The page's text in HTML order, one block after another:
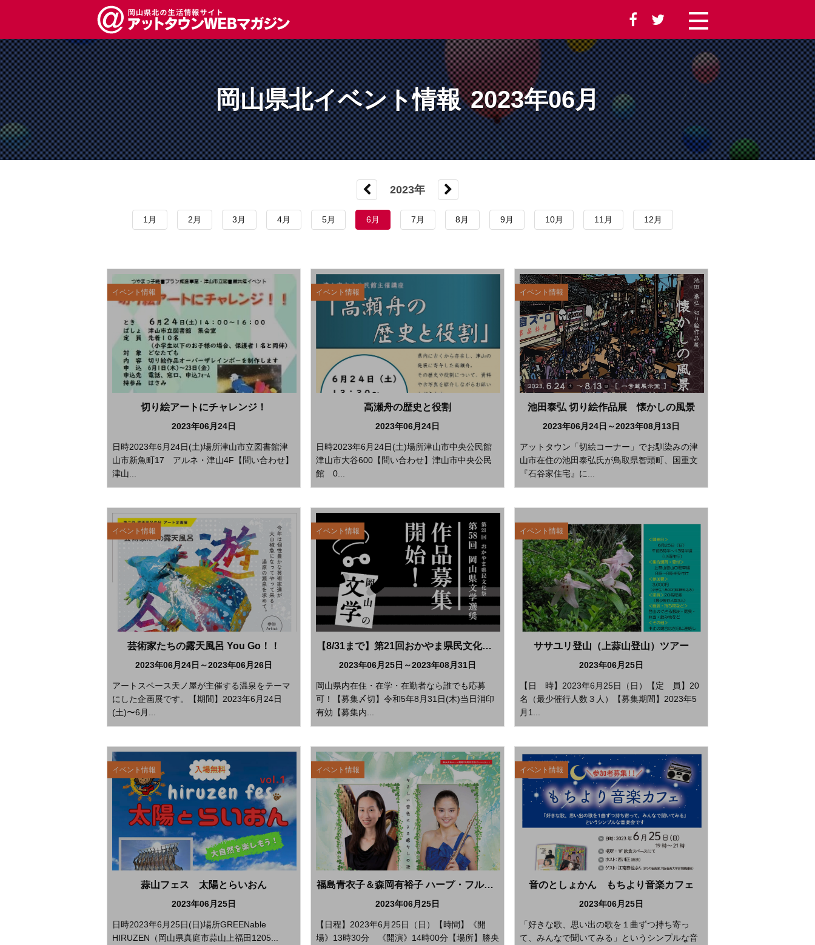
岡山県北イベント情報 2023年06月
2023年
1月 2月 3月 4月 5月 6月 7月 8月 9月 10月 11月 12月
イベント情報
切り絵アートにチャレンジ！
2023年06月24日
日時2023年6月24日(土)場所津山市立図書館津
山市新魚町17 アルネ・津山4F【問い合わせ】
津山...
イベント情報
高瀬舟の歴史と役割
2023年06月24日
日時2023年6月24日(土)場所津山市中央公民館
津山市大谷600【問い合わせ】津山市中央公民
館 0...
イベント情報
池田泰弘 切り絵作品展 懐かしの風景
2023年06月24日～2023年08月13日
アットタウン「切絵コーナー」でお馴染みの津
山市在住の池田泰弘氏が鳥取県智頭町、国重文
『石谷家住宅』に...
イベント情報
芸術家たちの露天風呂 You Go！！
2023年06月24日～2023年06月26日
アートスペース天ノ屋が主催する温泉をテーマ
にした企画展です。【期間】2023年6月24日
(土)〜6月...
イベント情報
【8/31まで】第21回おかやま県民文化祭 第58回 岡山県文学選奨作品募集開始！
2023年06月25日～2023年08月31日
岡山県内在住・在学・在勤者なら誰でも応募
可！【募集〆切】令和5年8月31日(木)当日消印
有効【募集内...
イベント情報
ササユリ登山（上蒜山登山）ツアー
2023年06月25日
【日 時】2023年6月25日（日）【定 員】20
名（最少催行人数３人）【募集期間】2023年5
月1...
イベント情報
蒜山フェス 太陽とらいおん
2023年06月25日
日時2023年6月25日(日)場所GREENable
HIRUZEN（岡山県真庭市蒜山上福田1205...
イベント情報
福島青衣子＆森岡有裕子 ハープ・フルートコンサート
2023年06月25日
【日程】2023年6月25日（日）【時間】《開
場》13時30分 《開演》14時00分【場所】勝央
イベント情報
音のとしょかん もちより音楽カフェ
2023年06月25日
「好きな歌、思い出の歌を１曲ずつ持ち寄っ
て、みんなで聞いてみる」というシンプルな音